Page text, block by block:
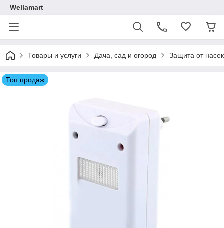
Wellamart
Товары и услуги Дача, сад и огород Защита от
Топ продаж